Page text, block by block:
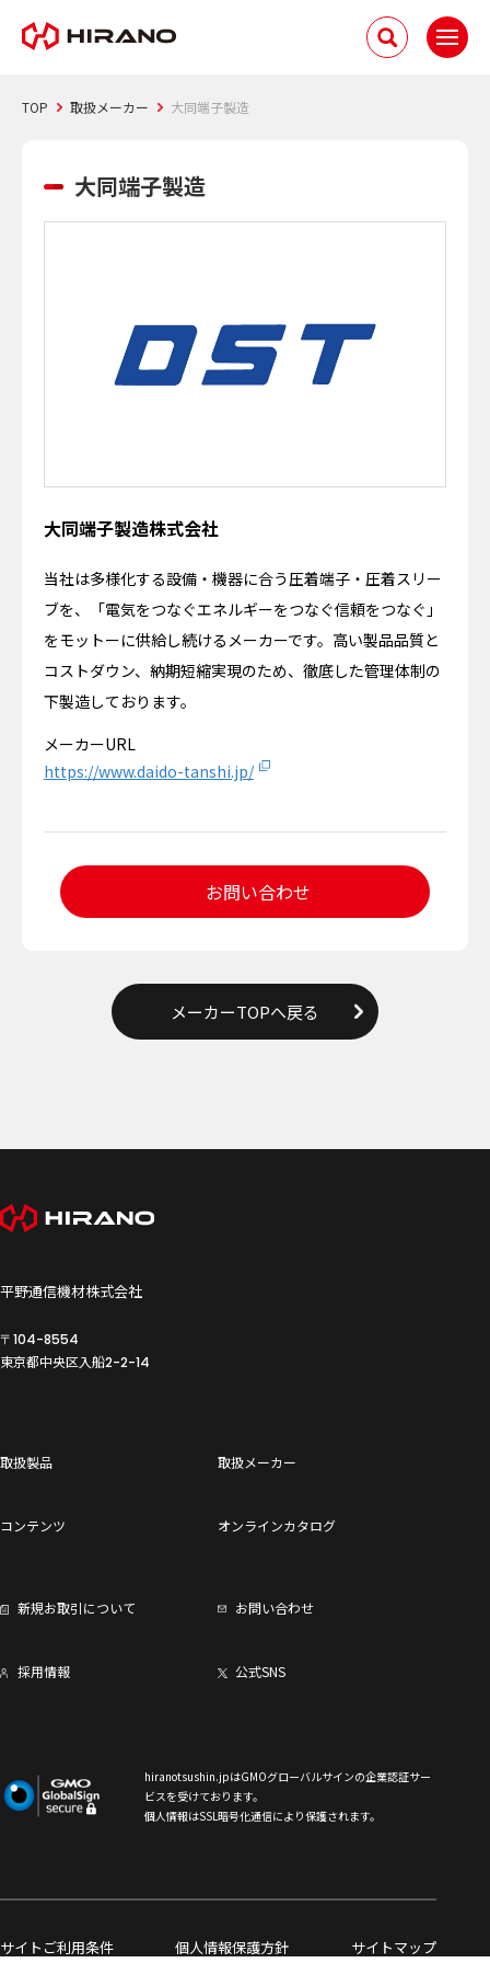
TOP 取扱メーカー 大同端子製造
大同端子製造
大同端子製造株式会社
当社は多様化する設備・機器に合う圧着端子・圧着スリー
ブを、「電気をつなぐエネルギーをつなぐ信頼をつなぐ」
をモットーに供給し続けるメーカーです。高い製品品質と
コストダウン、納期短縮実現のため、徹底した管理体制の
下製造しております。
メーカーURL
https://www.daido-tanshi.jp/
お問い合わせ
メーカーTOPへ戻る
平野通信機材株式会社
〒104-8554
東京都中央区入船2-2-14
取扱製品 取扱メーカー
コンテンツ オンラインカタログ
新規お取引について お問い合わせ
採用情報 公式SNS
hiranotsushin.jpはGMOグローバルサインの企業認証サー
ビスを受けております。
個人情報はSSL暗号化通信により保護されます。
サイトご利用条件 個人情報保護方針 サイトマップ